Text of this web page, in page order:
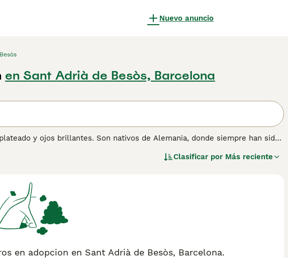
Nuevo anuncio
en Sant Adrià de Besòs, Barcelona
y ojos brillantes. Son nativos de Alemania, donde siempre han sido
Weimaraner son muy inteligentes y se dan cuenta rápidamente cuando el
compañero canino fuerte a su lado.
obtener información sobre esta raza de perro.
Clasificar por Más reciente
en adopcion en Sant Adrià de Besòs, Barcelona.